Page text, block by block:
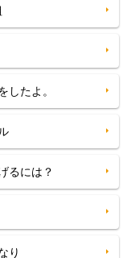
したよ。
るには？
り